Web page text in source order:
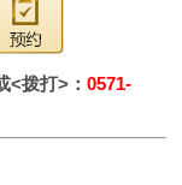
<拨打>： 0571-